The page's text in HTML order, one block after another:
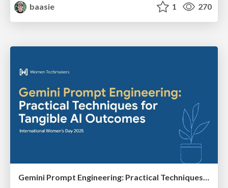
baasie
1 270